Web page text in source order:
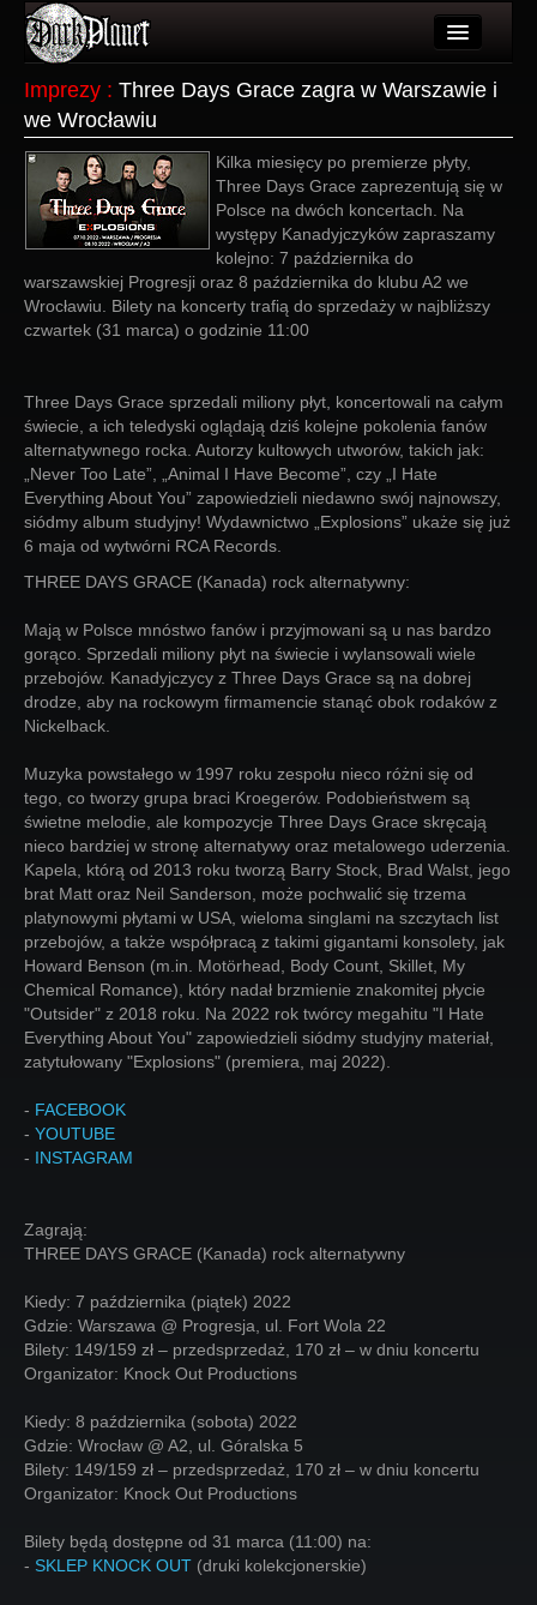
Użytkownicy
Wydarzenia
Galeria
Więcej
Imprezy : Three Days Grace zagra w Warszawie i
we Wrocławiu
Kilka miesięcy po premierze płyty,
Three Days Grace zaprezentują się w
Polsce na dwóch koncertach. Na
występy Kanadyjczyków zapraszamy
kolejno: 7 października do
warszawskiej Progresji oraz 8 października do klubu A2 we
Wrocławiu. Bilety na koncerty trafią do sprzedaży w najbliższy
czwartek (31 marca) o godzinie 11:00
Three Days Grace sprzedali miliony płyt, koncertowali na całym
świecie, a ich teledyski oglądają dziś kolejne pokolenia fanów
alternatywnego rocka. Autorzy kultowych utworów, takich jak:
„Never Too Late”, „Animal I Have Become”, czy „I Hate
Everything About You” zapowiedzieli niedawno swój najnowszy,
siódmy album studyjny! Wydawnictwo „Explosions” ukaże się już
6 maja od wytwórni RCA Records.
THREE DAYS GRACE (Kanada) rock alternatywny:
Mają w Polsce mnóstwo fanów i przyjmowani są u nas bardzo
gorąco. Sprzedali miliony płyt na świecie i wylansowali wiele
przebojów. Kanadyjczycy z Three Days Grace są na dobrej
drodze, aby na rockowym firmamencie stanąć obok rodaków z
Nickelback.
Muzyka powstałego w 1997 roku zespołu nieco różni się od
tego, co tworzy grupa braci Kroegerów. Podobieństwem są
świetne melodie, ale kompozycje Three Days Grace skręcają
nieco bardziej w stronę alternatywy oraz metalowego uderzenia.
Kapela, którą od 2013 roku tworzą Barry Stock, Brad Walst, jego
brat Matt oraz Neil Sanderson, może pochwalić się trzema
platynowymi płytami w USA, wieloma singlami na szczytach list
przebojów, a także współpracą z takimi gigantami konsolety, jak
Howard Benson (m.in. Motörhead, Body Count, Skillet, My
Chemical Romance), który nadał brzmienie znakomitej płycie
"Outsider" z 2018 roku. Na 2022 rok twórcy megahitu "I Hate
Everything About You" zapowiedzieli siódmy studyjny materiał,
zatytułowany "Explosions" (premiera, maj 2022).
- FACEBOOK
- YOUTUBE
- INSTAGRAM
Zagrają:
THREE DAYS GRACE (Kanada) rock alternatywny
Kiedy: 7 października (piątek) 2022
Gdzie: Warszawa @ Progresja, ul. Fort Wola 22
Bilety: 149/159 zł – przedsprzedaż, 170 zł – w dniu koncertu
Organizator: Knock Out Productions
Kiedy: 8 października (sobota) 2022
Gdzie: Wrocław @ A2, ul. Góralska 5
Bilety: 149/159 zł – przedsprzedaż, 170 zł – w dniu koncertu
Organizator: Knock Out Productions
Bilety będą dostępne od 31 marca (11:00) na:
- SKLEP KNOCK OUT (druki kolekcjonerskie)